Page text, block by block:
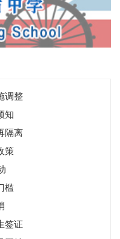
调整
知
隔离
策
槛
签证